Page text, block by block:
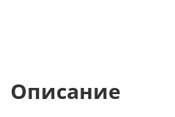
Описание